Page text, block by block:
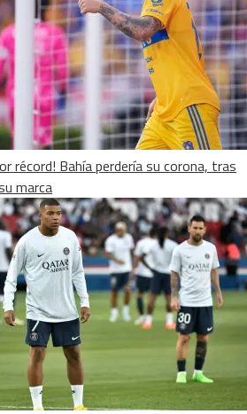
récord! Bahía perdería su corona, tras
marca